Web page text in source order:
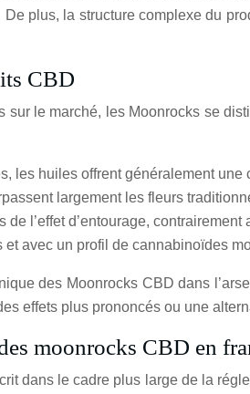
De plus, la structure complexe du
CBD
le marché, les Moonrocks se
les huiles offrent généralement
largement les fleurs
l’effet d’entourage, contrairement
avec un profil de cannabinoïdes
des Moonrocks CBD dans
effets plus prononcés ou une
moonrocks CBD en
dans le cadre plus large de la